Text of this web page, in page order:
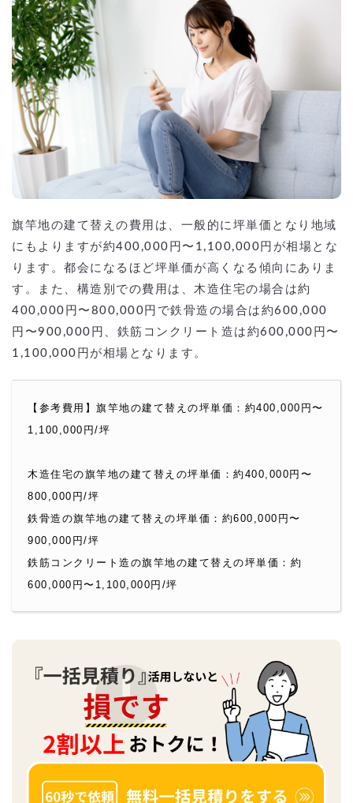
旗竿地の建て替えの費用は、一般的に坪単価となり地域
にもよりますが約400,000円〜1,100,000円が相場とな
ります。都会になるほど坪単価が高くなる傾向にありま
す。また、構造別での費用は、木造住宅の場合は約
400,000円〜800,000円で鉄骨造の場合は約600,000
円〜900,000円、鉄筋コンクリート造は約600,000円〜
1,100,000円が相場となります。
【参考費用】旗竿地の建て替えの坪単価：約400,000円〜
1,100,000円/坪
木造住宅の旗竿地の建て替えの坪単価：約400,000円〜
800,000円/坪
鉄骨造の旗竿地の建て替えの坪単価：約600,000円〜
900,000円/坪
鉄筋コンクリート造の旗竿地の建て替えの坪単価：約
600,000円〜1,100,000円/坪